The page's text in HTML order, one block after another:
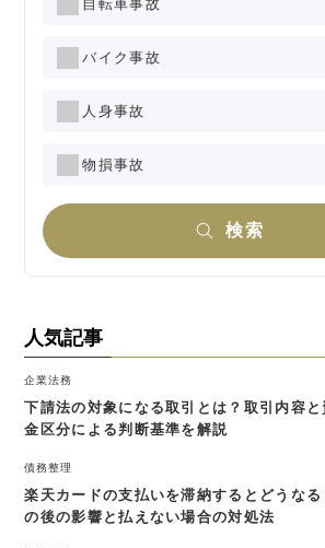
自転車事故
バイク事故
人身事故
物損事故
検索
人気記事
企業法務
下請法の対象になる取引とは？取引内容と
金区分による判断基準を解説
債務整理
楽天カードの支払いを滞納するとどうなる
の後の影響と払えない場合の対処法